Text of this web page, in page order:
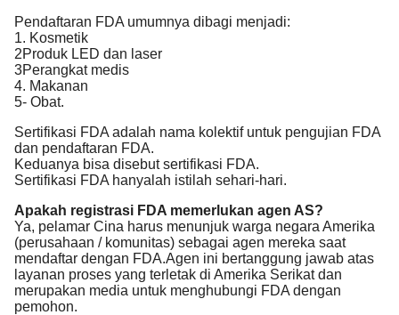
Pendaftaran FDA umumnya dibagi menjadi:
1. Kosmetik
2Produk LED dan laser
3Perangkat medis
4. Makanan
5- Obat.
Sertifikasi FDA adalah nama kolektif untuk pengujian FDA
dan pendaftaran FDA.
Keduanya bisa disebut sertifikasi FDA.
Sertifikasi FDA hanyalah istilah sehari-hari.
Apakah registrasi FDA memerlukan agen AS?
Ya, pelamar Cina harus menunjuk warga negara Amerika
(perusahaan / komunitas) sebagai agen mereka saat
mendaftar dengan FDA.Agen ini bertanggung jawab atas
layanan proses yang terletak di Amerika Serikat dan
merupakan media untuk menghubungi FDA dengan
pemohon.